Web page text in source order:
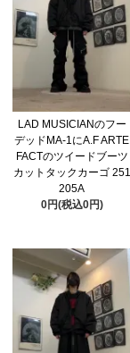
LAD MUSICIANのフー
デッドMA-1にA.F ARTE
FACTのツイードブーツ
カットタックカーゴ 251
205A
0円(税込0円)